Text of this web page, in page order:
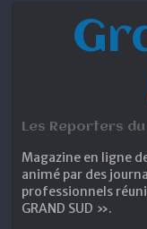
Les Reporters du
Magazine en ligne
animé par des
professionnels
GRAND SUD ».